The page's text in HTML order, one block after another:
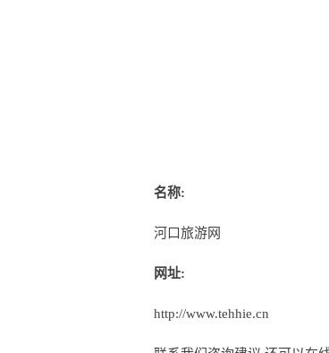
名称:
河口旅游网
网址:
http://www.tehhie.cn